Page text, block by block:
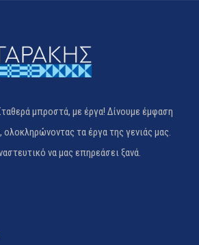
μπροστά, με έργα! Δίνουμε έμφαση
ολοκληρώνοντας τα έργα της γενιάς μας.
να μας επηρεάσει ξανά.